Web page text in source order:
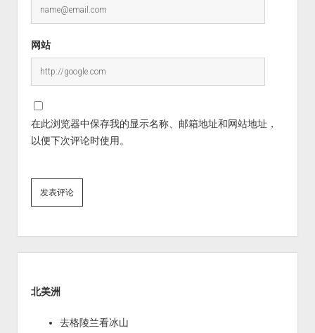
网站
在此浏览器中保存我的显示名称、邮箱地址和网站地址，
以便下次评论时使用。
北美洲
去格陵兰看冰山